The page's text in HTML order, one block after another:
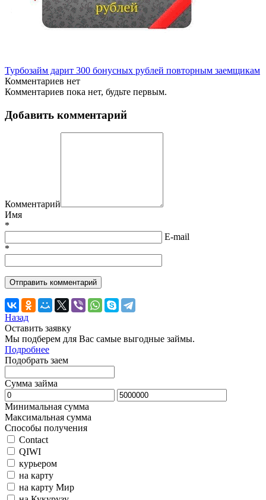
Турбозайм дарит 300 бонусных рублей повторным заемщикам
Комментариев нет
Комментариев пока нет, будьте первым.
Добавить комментарий
Комментарий
Имя
*
E-mail
*
Назад
Оставить заявку
Мы подберем для Вас самые выгодные займы.
Подробнее
Подобрать заем
Сумма займа
Минимальная сумма
Максимальная сумма
Способы получения
Contact
QIWI
курьером
на карту
на карту Мир